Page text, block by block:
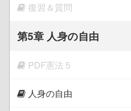
復習＆質問
第5章 人身の自由
PDF憲法５
人身の自由